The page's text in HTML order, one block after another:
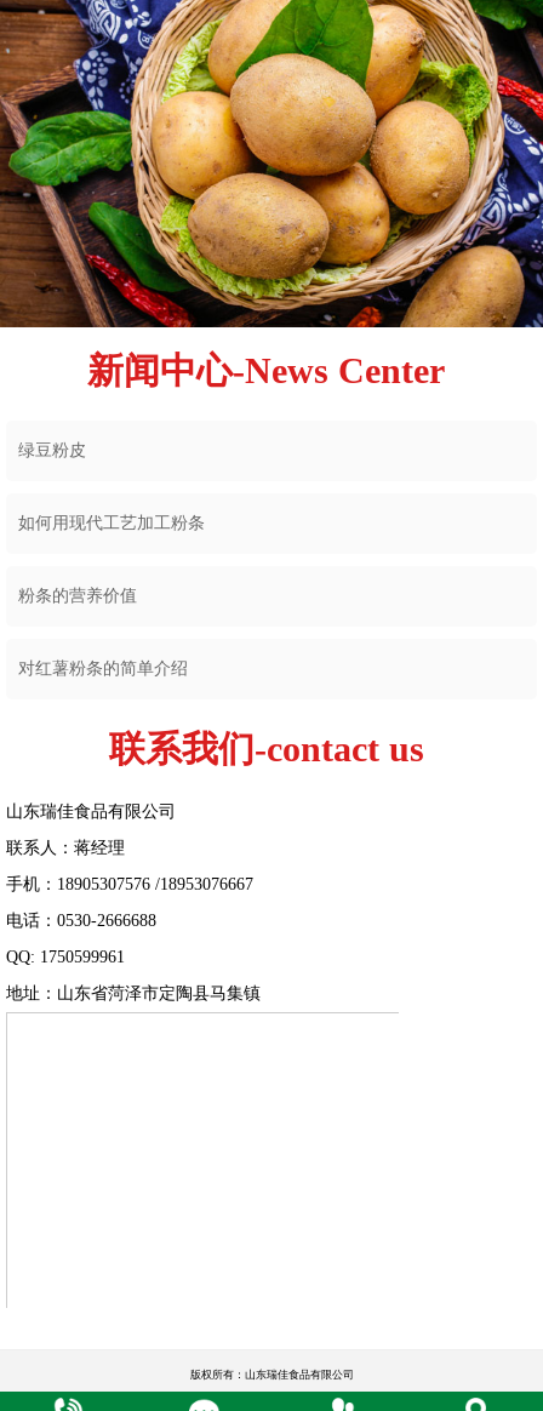
新闻中心-News Center
绿豆粉皮
如何用现代工艺加工粉条
粉条的营养价值
对红薯粉条的简单介绍
联系我们-contact us
山东瑞佳食品有限公司
联系人：蒋经理
手机：18905307576 /18953076667
电话：0530-2666688
QQ: 1750599961
地址：山东省菏泽市定陶县马集镇
版权所有：山东瑞佳食品有限公司